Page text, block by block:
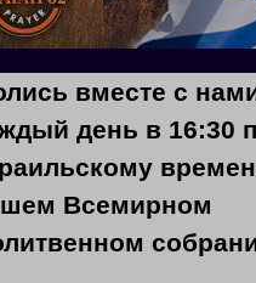
вместе с
день в 16:30
Всемирном